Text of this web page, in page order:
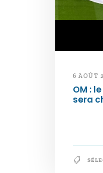
6 AOÛT
OM :
sera